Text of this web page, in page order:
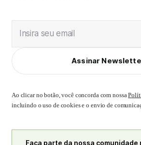
Insira seu email
Assinar
Ao clicar no botão, você concorda com nossa
incluindo o uso de cookies e o envio de
Faça parte da nossa comunidade